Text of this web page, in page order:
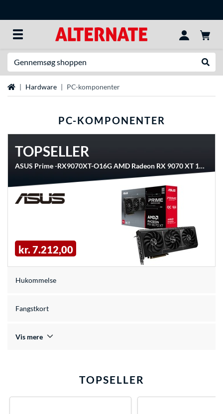
StartsideHardware PC-komponenter
PC-KOMPONENTER
TOPSELLER
ASUS Prime -RX9070XT-O16G AMD Radeon RX 9070 XT 16 GB GDDR6, Grafikkort
kr. 7.212,00
Hukommelse
Fangstkort
Vis mere
TOPSELLER